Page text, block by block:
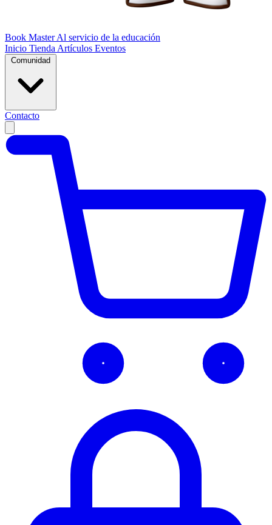
Book Master Al servicio de la educación
Inicio Tienda Artículos Eventos
Comunidad
Contacto